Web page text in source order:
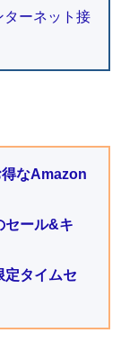
ターネット接
なAmazon
ール&キ
タイムセ